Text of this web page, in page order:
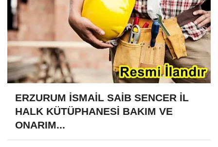
ERZURUM İSMAİL SAİB SENCER İL
HALK KÜTÜPHANESİ BAKIM VE
ONARIM...